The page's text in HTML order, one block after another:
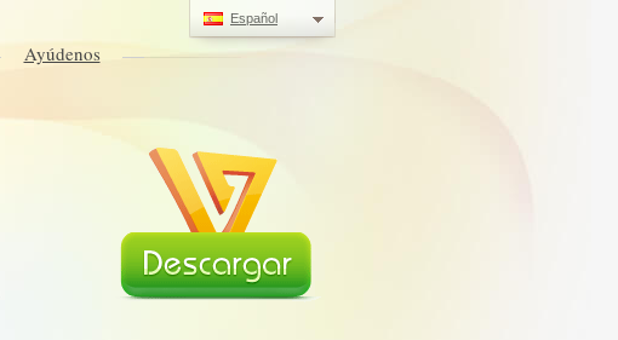
Español
Ayúdenos